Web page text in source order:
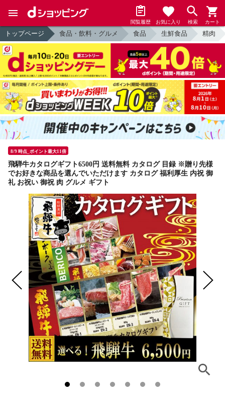
閲覧履歴 お気に入り 検索 カート
トップページ 食品・飲料・グルメ 食品 生鮮食品 精肉
8/9 時点_ポイント最大11倍
飛騨牛カタログギフト6500円 送料無料 カタログ 目録 ※贈り先様
でお好きな商品を選んでいただけます カタログ 福利厚生 内祝 御
礼 お祝い 御祝 肉 グルメ ギフト